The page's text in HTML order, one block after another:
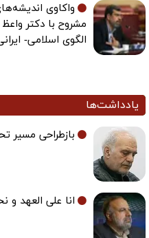
واکاوی
مشروح با دکتر واعظ
الگوی اسلامی-
یادداشت‌ها
بازطراحی
انا علی العهد و